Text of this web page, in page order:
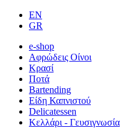
EN
GR
e-shop
Αφρώδεις Οίνοι
Κρασί
Ποτά
Bartending
Είδη Καπνιστού
Delicatessen
Κελλάρι - Γευσιγνωσία